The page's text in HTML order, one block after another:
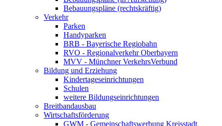
Bebauungspläne (rechtskräftig)
Verkehr
Parken
Handyparken
BRB - Bayerische Regiobahn
RVO - Regionalverkehr Oberbayern
MVV - Münchner VerkehrsVerbund
Bildung und Erziehung
Kindertageseinrichtungen
Schulen
weitere Bildungseinrichtungen
Breitbandausbau
Wirtschaftsförderung
GWM - Gemeinschaftswerbung Kreisstadt